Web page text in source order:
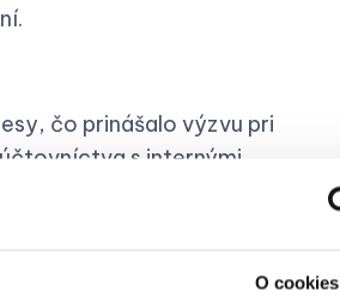
O cookies
čo prinášalo výzvu pri
s internými